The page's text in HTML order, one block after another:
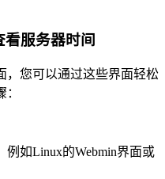
服务器时间
，您可以通过这些界面轻松
如Linux的Webmin界面或